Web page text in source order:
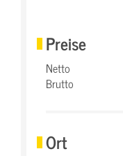
Preise
Netto
Brutto
Ort